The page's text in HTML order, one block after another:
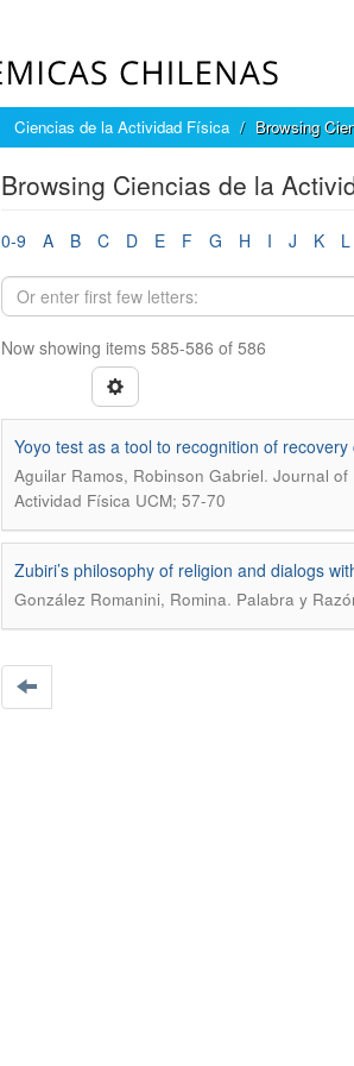
Ciencias de la Actividad Física Browsing
Browsing Ciencias de la
0-9 A B C D E F G H I J K L
Now showing items 585-586 of 586
Yoyo test as a tool to recognition of
Aguilar Ramos, Robinson Gabriel. Journal of
Actividad Física UCM; 57-70
Zubiri’s philosophy of religion and dialogs
González Romanini, Romina. Palabra y